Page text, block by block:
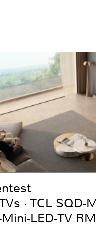
· TCL SQD-
Mini-LED-TV